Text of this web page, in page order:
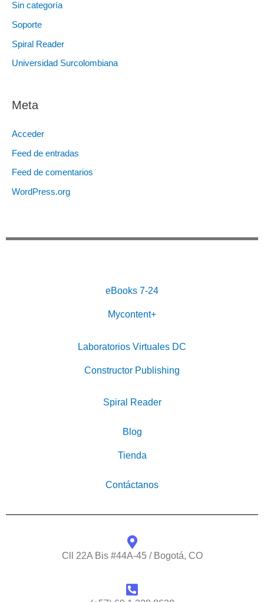
Sin categoría
Soporte
Spiral Reader
Universidad Surcolombiana
Meta
Acceder
Feed de entradas
Feed de comentarios
WordPress.org
eBooks 7-24
Mycontent+
Laboratorios Virtuales DC
Constructor Publishing
Spiral Reader
Blog
Tienda
Contáctanos
Cll 22A Bis #44A-45 / Bogotá, CO